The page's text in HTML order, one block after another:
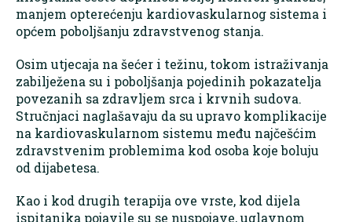
manjem opterećenju kardiovaskularnog sistema i
općem poboljšanju zdravstvenog stanja.
Osim utjecaja na šećer i težinu, tokom istraživanja
zabilježena su i poboljšanja pojedinih pokazatelja
povezanih sa zdravljem srca i krvnih sudova.
Stručnjaci naglašavaju da su upravo komplikacije
na kardiovaskularnom sistemu među najčešćim
zdravstvenim problemima kod osoba koje boluju
od dijabetesa.
Kao i kod drugih terapija ove vrste, kod dijela
ispitanika pojavile su se nuspojave, uglavnom